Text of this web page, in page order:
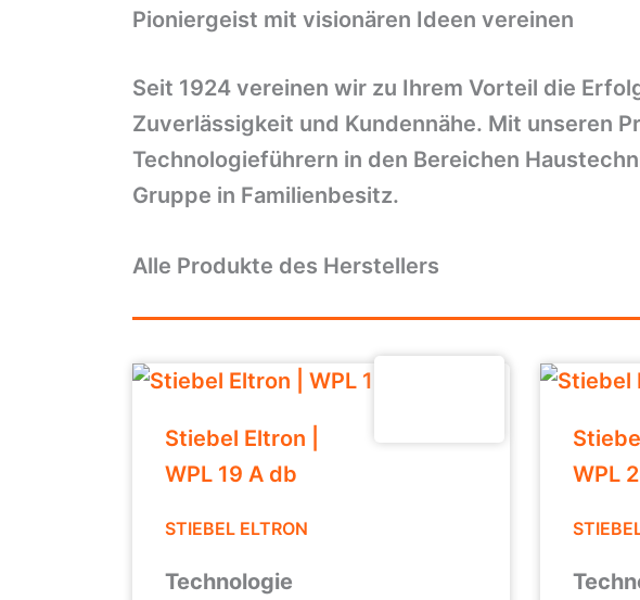
Pioniergeist mit visionären Ideen vereinen
Seit 1924 vereinen wir zu Ihrem Vorteil die
Zuverlässigkeit und Kundennähe. Mit unseren
Technologieführern in den Bereichen
Gruppe in Familienbesitz.
Alle Produkte des Herstellers
Stiebel Eltron |
WPL 19 A db
STIEBEL ELTRON
Technologie
WPL